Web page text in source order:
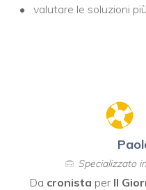
valutare le soluzioni
Specializzato
Da cronista per Il